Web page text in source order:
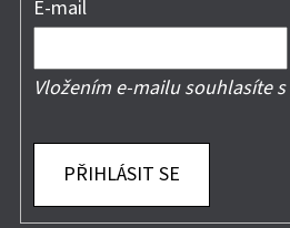
E-mail
Vložením e-mailu souhlasíte s
PŘIHLÁSIT SE